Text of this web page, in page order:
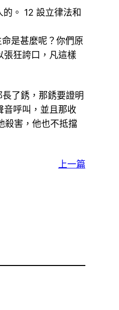
。 12 設立律法和
是甚麼呢？你們原
張狂誇口，凡這樣
了銹，那銹要證明
音呼叫，並且那收
殺害，他也不抵擋
上一篇